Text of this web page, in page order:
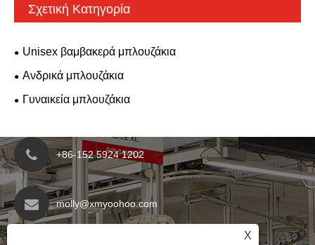
Σχετική Κατηγορία
Unisex βαμβακερά μπλουζάκια
Ανδρικά μπλουζάκια
Γυναικεία μπλουζάκια
+86-152 5924 1202
molly@xmyoohoo.com
X